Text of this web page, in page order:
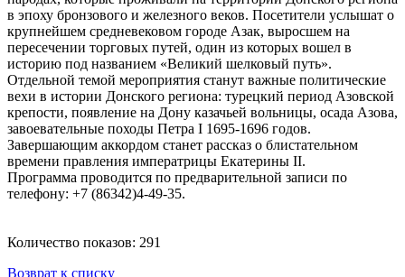
в эпоху бронзового и железного веков. Посетители услышат о
крупнейшем средневековом городе Азак, выросшем на
пересечении торговых путей, один из которых вошел в
историю под названием «Великий шелковый путь».
Отдельной темой мероприятия станут важные политические
вехи в истории Донского региона: турецкий период Азовской
крепости, появление на Дону казачьей вольницы, осада Азова,
завоевательные походы Петра I 1695-1696 годов.
Завершающим аккордом станет рассказ о блистательном
времени правления императрицы Екатерины II.
Программа проводится по предварительной записи по
телефону: +7 (86342)4-49-35.
Количество показов: 291
Возврат к списку